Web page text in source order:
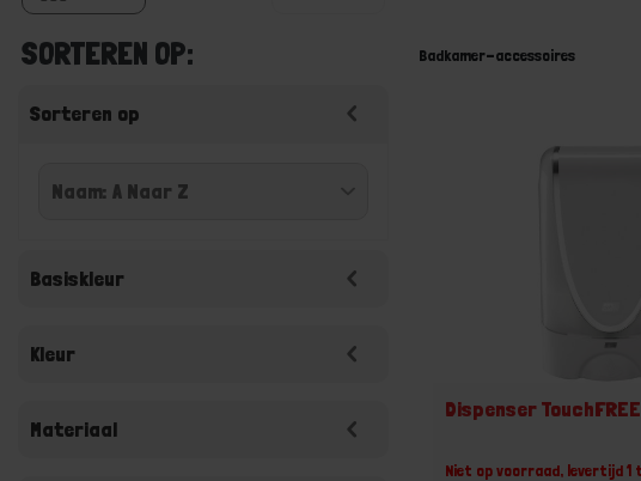
SORTEREN OP:
Sorteren op
Basiskleur
Kleur
Materiaal
Badkamer-accessoires
Dispenser
Niet op voorraad, levertijd 1